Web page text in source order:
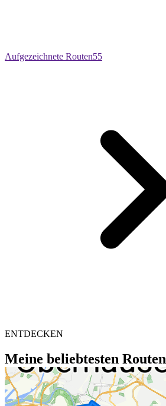
Aufgezeichnete Routen55
ENTDECKEN
Meine beliebtesten Routen